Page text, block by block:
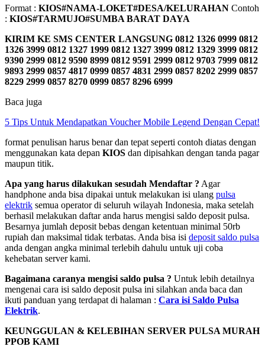
Format : KIOS#NAMA-LOKET#DESA/KELURAHAN Contoh
: KIOS#TARMUJO#SUMBA BARAT DAYA
KIRIM KE SMS CENTER LANGSUNG 0812 1326 0999 0812
1326 3999 0812 1327 1999 0812 1327 3999 0812 1329 3999 0812
9390 2999 0812 9590 8999 0812 9591 2999 0812 9703 7999 0812
9893 2999 0857 4817 0999 0857 4831 2999 0857 8202 2999 0857
8229 2999 0857 8270 0999 0857 8296 6999
Baca juga
5 Tips Untuk Mendapatkan Voucher Mobile Legend Dengan Cepat!
format penulisan harus benar dan tepat seperti contoh diatas dengan
menggunakan kata depan KIOS dan dipisahkan dengan tanda pagar
maupun titik.
Apa yang harus dilakukan sesudah Mendaftar ? Agar
handphone anda bisa dipakai untuk melakukan isi ulang pulsa
elektrik semua operator di seluruh wilayah Indonesia, maka setelah
berhasil melakukan daftar anda harus mengisi saldo deposit pulsa.
Besarnya jumlah deposit bebas dengan ketentuan minimal 50rb
rupiah dan maksimal tidak terbatas. Anda bisa isi deposit saldo pulsa
anda dengan angka minimal terlebih dahulu untuk uji coba
kehebatan server kami.
Bagaimana caranya mengisi saldo pulsa ? Untuk lebih detailnya
mengenai cara isi saldo deposit pulsa ini silahkan anda baca dan
ikuti panduan yang terdapat di halaman : Cara isi Saldo Pulsa
Elektrik.
KEUNGGULAN & KELEBIHAN SERVER PULSA MURAH
PPOB KAMI